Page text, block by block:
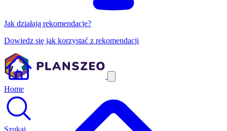
Jak działają rekomendacje?
Dowiedz się jak korzystać z rekomendacji
Home
Szukaj